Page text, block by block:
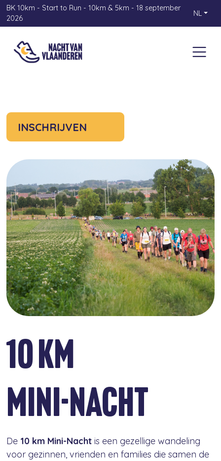
BK 10km - Start to Run - 10km & 5km - 18 september
2026
NL
INSCHRIJVEN
10 KM
MINI-NACHT
De 10 km Mini-Nacht is een gezellige wandeling
voor gezinnen, vrienden en families die samen de